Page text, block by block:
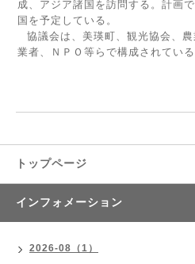
成、アジア諸国を訪問する。計画
国を予定している。
協議会は、美瑛町、観光協会、
業者、ＮＰＯ等らで構成されている
トップページ
インフォメーション
2026-08（1）